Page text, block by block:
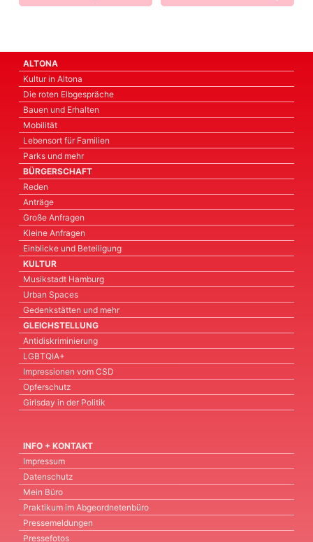
ALTONA
Kultur in Altona
Die roten Elbgespräche
Bauen und Erhalten
Mobilität
Lebensort für Familien
Parks und mehr
BÜRGERSCHAFT
Reden
Anträge
Große Anfragen
Kleine Anfragen
Einblicke und Beteiligung
KULTUR
Musikstadt Hamburg
Urban Spaces
Gedenkstätten und mehr
GLEICHSTELLUNG
Antidiskriminierung
LGBTQIA+
Impressionen vom CSD
Opferschutz
Girlsday in der Politik
INFO + KONTAKT
Impressum
Datenschutz
Mein Büro
Praktikum im Abgeordnetenbüro
Pressemeldungen
Pressefotos